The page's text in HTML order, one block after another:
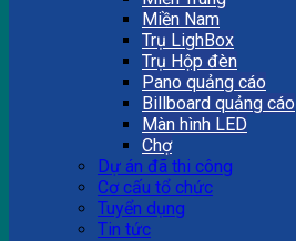
Miền Nam
Trụ LighBox
Trụ Hộp đèn
Pano quảng cáo
Billboard quảng cáo
Màn hình LED
Chợ
Dự án đã thi công
Cơ cấu tổ chức
Tuyển dụng
Tin tức